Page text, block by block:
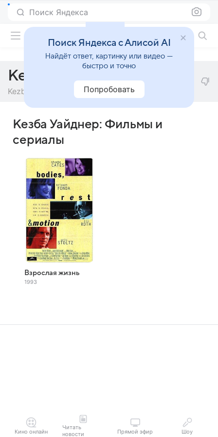
Поиск Яндекса
Кезба Уайднер
Kezbah Weidner
Кезба Уайднер: Фильмы и
сериалы
Взрослая жизнь
1993
Кино онлайн
Читать
новости
Прямой эфир Шоу
Поиск Яндекса с Алисой AI
Найдёт ответ, картинку или видео —
быстро и точно
Попробовать